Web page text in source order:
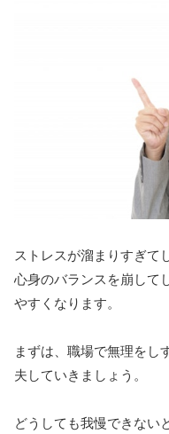
ストレスが溜まりすぎて
心身のバランスを崩して
やすくなります。
まずは、職場で無理をし
夫していきましょう。
どうしても我慢できない